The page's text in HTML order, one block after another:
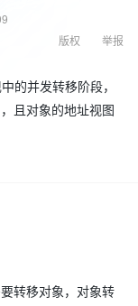
举报
版权
的并发转移阶段，
且对象的地址视图
转移对象，对象转